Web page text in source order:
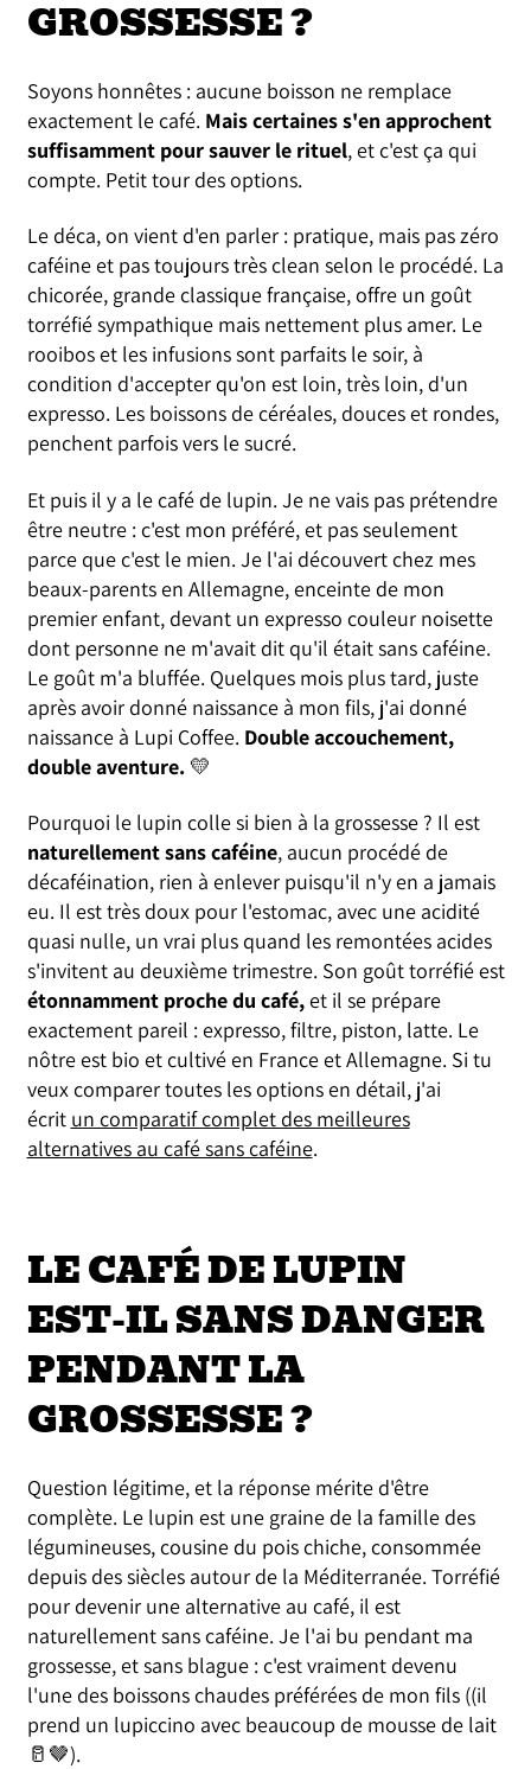
GROSSESSE ?
Soyons honnêtes : aucune boisson ne remplace
exactement le café. Mais certaines s'en approchent
suffisamment pour sauver le rituel, et c'est ça qui
compte. Petit tour des options.
Le déca, on vient d'en parler : pratique, mais pas zéro
caféine et pas toujours très clean selon le procédé. La
chicorée, grande classique française, offre un goût
torréfié sympathique mais nettement plus amer. Le
rooibos et les infusions sont parfaits le soir, à
condition d'accepter qu'on est loin, très loin, d'un
expresso. Les boissons de céréales, douces et rondes,
penchent parfois vers le sucré.
Et puis il y a le café de lupin. Je ne vais pas prétendre
être neutre : c'est mon préféré, et pas seulement
parce que c'est le mien. Je l'ai découvert chez mes
beaux-parents en Allemagne, enceinte de mon
premier enfant, devant un expresso couleur noisette
dont personne ne m'avait dit qu'il était sans caféine.
Le goût m'a bluffée. Quelques mois plus tard, juste
après avoir donné naissance à mon fils, j'ai donné
naissance à Lupi Coffee. Double accouchement,
double aventure.💛
Pourquoi le lupin colle si bien à la grossesse ? Il est
naturellement sans caféine, aucun procédé de
décaféination, rien à enlever puisqu'il n'y en a jamais
eu. Il est très doux pour l'estomac, avec une acidité
quasi nulle, un vrai plus quand les remontées acides
s'invitent au deuxième trimestre. Son goût torréfié est
étonnamment proche du café,et il se prépare
exactement pareil : expresso, filtre, piston, latte. Le
nôtre est bio et cultivé en France et Allemagne. Si tu
veux comparer toutes les options en détail, j'ai
écrit un comparatif complet des meilleures
alternatives au café sans caféine.
LE CAFÉ DE LUPIN
EST-IL SANS DANGER
PENDANT LA
GROSSESSE ?
Question légitime, et la réponse mérite d'être
complète. Le lupin est une graine de la famille des
légumineuses, cousine du pois chiche, consommée
depuis des siècles autour de la Méditerranée. Torréfié
pour devenir une alternative au café, il est
naturellement sans caféine. Je l'ai bu pendant ma
grossesse, et sans blague : c'est vraiment devenu
l'une des boissons chaudes préférées de mon fils ((il
prend un lupiccino avec beaucoup de mousse de lait
🥛🤎).